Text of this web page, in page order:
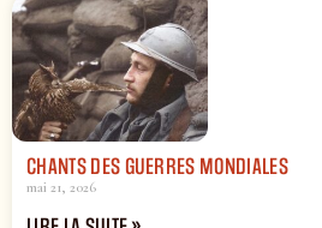
CHANTS DES GUERRES MONDIALES
mai 21, 2026